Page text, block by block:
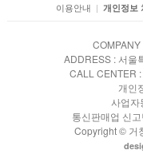
이용안내 | 개인정보
ADDRESS : 서울
CALL CENTER
개인
사업
통신판매업 신
Copyright © 거